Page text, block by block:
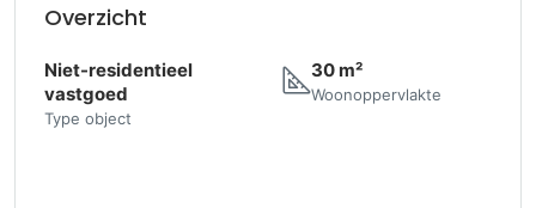
Overzicht
Niet-residentieel
vastgoed
Type object
30 m²
Woonoppervlakte